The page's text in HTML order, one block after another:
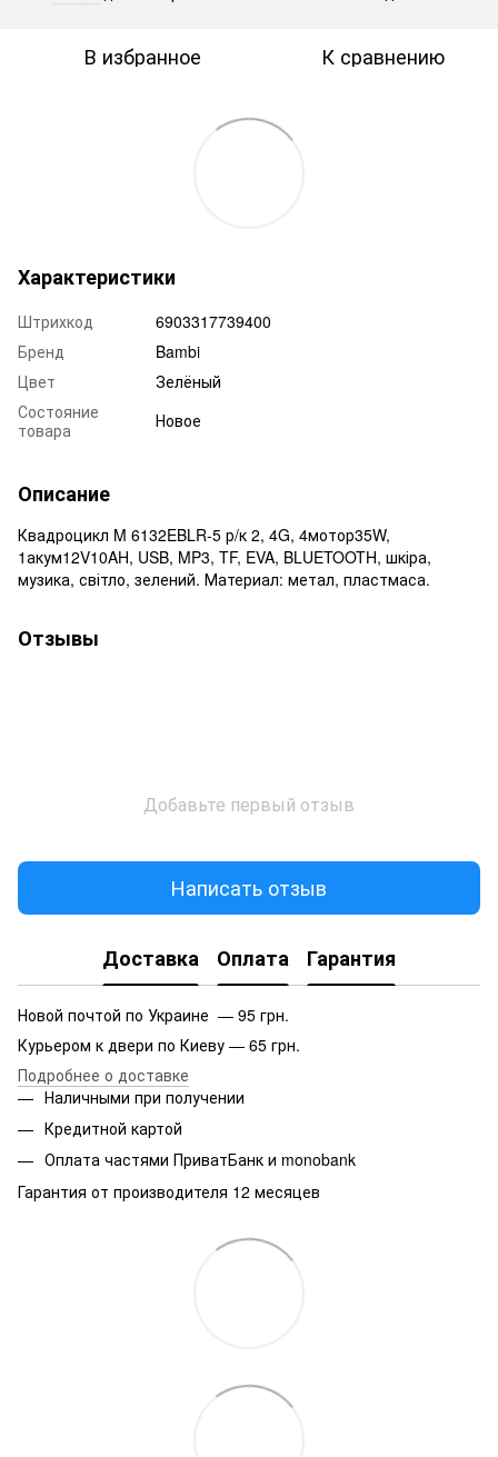
В избранное К сравнению
Характеристики
Штрихкод
6903317739400
Бренд
Bambi
Цвет
Зелёный
Состояние
товара
Новое
Описание
Квадроцикл M 6132EBLR-5 р/к 2, 4G, 4мотор35W,
1акум12V10AH, USB, MP3, TF, EVA, BLUETOOTH, шкіра,
музика, світло, зелений. Материал: метал, пластмаса.
Отзывы
Добавьте первый отзыв
Написать отзыв
Доставка Оплата Гарантия
Новой почтой по Украине — 95 грн.
Курьером к двери по Киеву — 65 грн.
Подробнее о доставке
Наличными при получении
Кредитной картой
Оплата частями ПриватБанк и monobank
Гарантия от производителя 12 месяцев